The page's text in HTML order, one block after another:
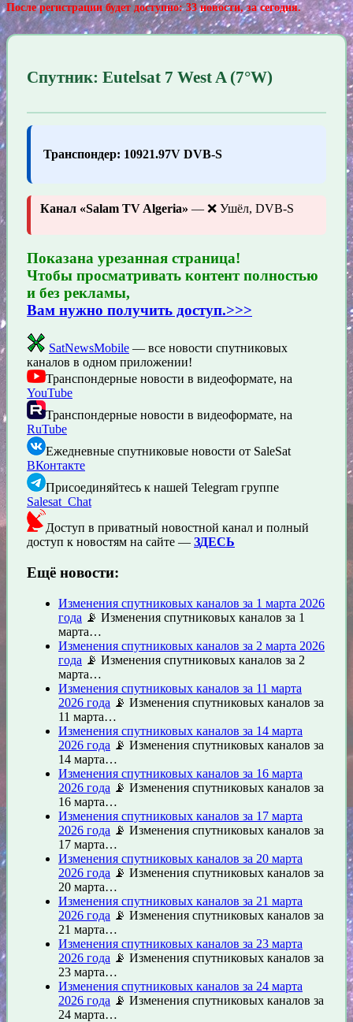
После регистрации будет доступно: 33 новости, за сегодня.
Спутник: Eutelsat 7 West A (7°W)
Транспондер: 10921.97V DVB-S
Канал «Salam TV Algeria» — ❌ Ушёл, DVB-S
Показана урезанная страница!
Чтобы просматривать контент полностью
и без рекламы,
Вам нужно получить доступ.>>>
SatNewsMobile — все новости спутниковых
каналов в одном приложении!
Транспондерные новости в видеоформате, на
YouTube
Транспондерные новости в видеоформате, на
RuTube
Ежедневные спутниковые новости от SaleSat
ВКонтакте
Присоединяйтесь к нашей Telegram группе
Salesat_Chat
Доступ в приватный новостной канал и полный
доступ к новостям на сайте — ЗДЕСЬ
Ещё новости:
Изменения спутниковых каналов за 1 марта 2026
года 📡 Изменения спутниковых каналов за 1
марта…
Изменения спутниковых каналов за 2 марта 2026
года 📡 Изменения спутниковых каналов за 2
марта…
Изменения спутниковых каналов за 11 марта
2026 года 📡 Изменения спутниковых каналов за
11 марта…
Изменения спутниковых каналов за 14 марта
2026 года 📡 Изменения спутниковых каналов за
14 марта…
Изменения спутниковых каналов за 16 марта
2026 года 📡 Изменения спутниковых каналов за
16 марта…
Изменения спутниковых каналов за 17 марта
2026 года 📡 Изменения спутниковых каналов за
17 марта…
Изменения спутниковых каналов за 20 марта
2026 года 📡 Изменения спутниковых каналов за
20 марта…
Изменения спутниковых каналов за 21 марта
2026 года 📡 Изменения спутниковых каналов за
21 марта…
Изменения спутниковых каналов за 23 марта
2026 года 📡 Изменения спутниковых каналов за
23 марта…
Изменения спутниковых каналов за 24 марта
2026 года 📡 Изменения спутниковых каналов за
24 марта…